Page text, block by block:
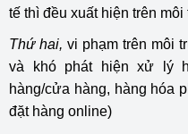
tế thì đều xuất hiện trên
Thứ hai, vi phạm trên môi
và khó phát hiện xử lý
hàng/cửa hàng, hàng hóa
đặt hàng online)